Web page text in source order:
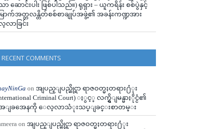
ာ ဆောင်းပါး ဖြစ်ပါသည်။) ရုရှား – ယူကရိန်း စစ်ပွဲနှင့်
ောက်အတ္တလန္တိတ်စစ်စာချုပ်အဖွဲ့၏ အခန်းကဏ္ဍအား
လာခြင်း
RECENT COMMENTS
on အျပည္ျပည္ဆိုင္ရာ ရာဇဝတ္မႈတရား႐ံုး
Criminal Court) ႏွင့္ လက္ရွိျမန္မာႏိုင္ငံ၏
ျခအေနကို ေလ့လာသံုးသပ္ျခင္းစာတမ္း
on အျပည္ျပည္ဆိုင္ရာ ရာဇဝတ္မႈတရား႐ံုး